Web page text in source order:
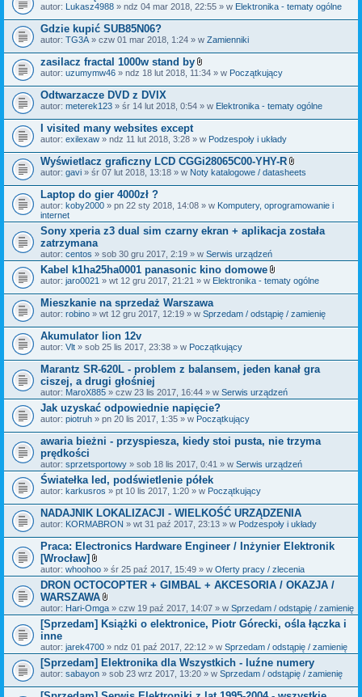
c
z
i
autor: Lukasz4988 » ndz 04 mar 2018, 22:55 » w Elektronika - tematy ogólne
Gdzie kupić SUB85N06?
autor: TG3A » czw 01 mar 2018, 1:24 » w Zamienniki
zasilacz fractal 1000w stand by
Z
ł
c
z
i
i
autor: uzumymw46 » ndz 18 lut 2018, 11:34 » w Początkujący
Odtwarzacze DVD z DVIX
autor: meterek123 » śr 14 lut 2018, 0:54 » w Elektronika - tematy ogólne
I visited many websites except
autor: exilexaw » ndz 11 lut 2018, 3:28 » w Podzespoły i układy
Wyświetlacz graficzny LCD CGGi28065C00-YHY-R
Z
ł
c
n
i
autor: gavi » śr 07 lut 2018, 13:18 » w Noty katalogowe / datasheets
Laptop do gier 4000zł ?
autor: koby2000 » pn 22 sty 2018, 14:08 » w Komputery, oprogramowanie i
internet
Sony xperia z3 dual sim czarny ekran + aplikacja została
zatrzymana
autor: centos » sob 30 gru 2017, 2:19 » w Serwis urządzeń
Kabel k1ha25ha0001 panasonic kino domowe
Z
ł
c
z
i
autor: jaro0021 » wt 12 gru 2017, 21:21 » w Elektronika - tematy ogólne
Mieszkanie na sprzedaż Warszawa
autor: robino » wt 12 gru 2017, 12:19 » w Sprzedam / odstąpię / zamienię
Akumulator lion 12v
autor: Vlt » sob 25 lis 2017, 23:38 » w Początkujący
Marantz SR-620L - problem z balansem, jeden kanał gra
ciszej, a drugi głośniej
autor: MaroX885 » czw 23 lis 2017, 16:44 » w Serwis urządzeń
Jak uzyskać odpowiednie napięcie?
autor: piotruh » pn 20 lis 2017, 1:35 » w Początkujący
awaria bieżni - przyspiesza, kiedy stoi pusta, nie trzyma
prędkości
autor: sprzetsportowy » sob 18 lis 2017, 0:41 » w Serwis urządzeń
Światełka led, podświetlenie półek
autor: karkusros » pt 10 lis 2017, 1:20 » w Początkujący
NADAJNIK LOKALIZACJI - WIELKOŚĆ URZĄDZENIA
autor: KORMABRON » wt 31 paź 2017, 23:13 » w Podzespoły i układy
Praca: Electronics Hardware Engineer / Inżynier Elektronik
[Wrocław]
Z
a
ł
ą
c
z
k
i
autor: whoohoo » śr 25 paź 2017, 15:49 » w Oferty pracy / zlecenia
DRON OCTOCOPTER + GIMBAL + AKCESORIA / OKAZJA /
WARSZAWA
Z
a
ł
c
z
n
i
i
autor: Hari-Omga » czw 19 paź 2017, 14:07 » w Sprzedam / odstąpię / zamienię
[Sprzedam] Książki o elektronice, Piotr Górecki, ośla łączka i
inne
autor: jarek4700 » ndz 01 paź 2017, 22:12 » w Sprzedam / odstąpię / zamienię
[Sprzedam] Elektronika dla Wszystkich - luźne numery
autor: sabayon » sob 23 wrz 2017, 13:20 » w Sprzedam / odstąpię / zamienię